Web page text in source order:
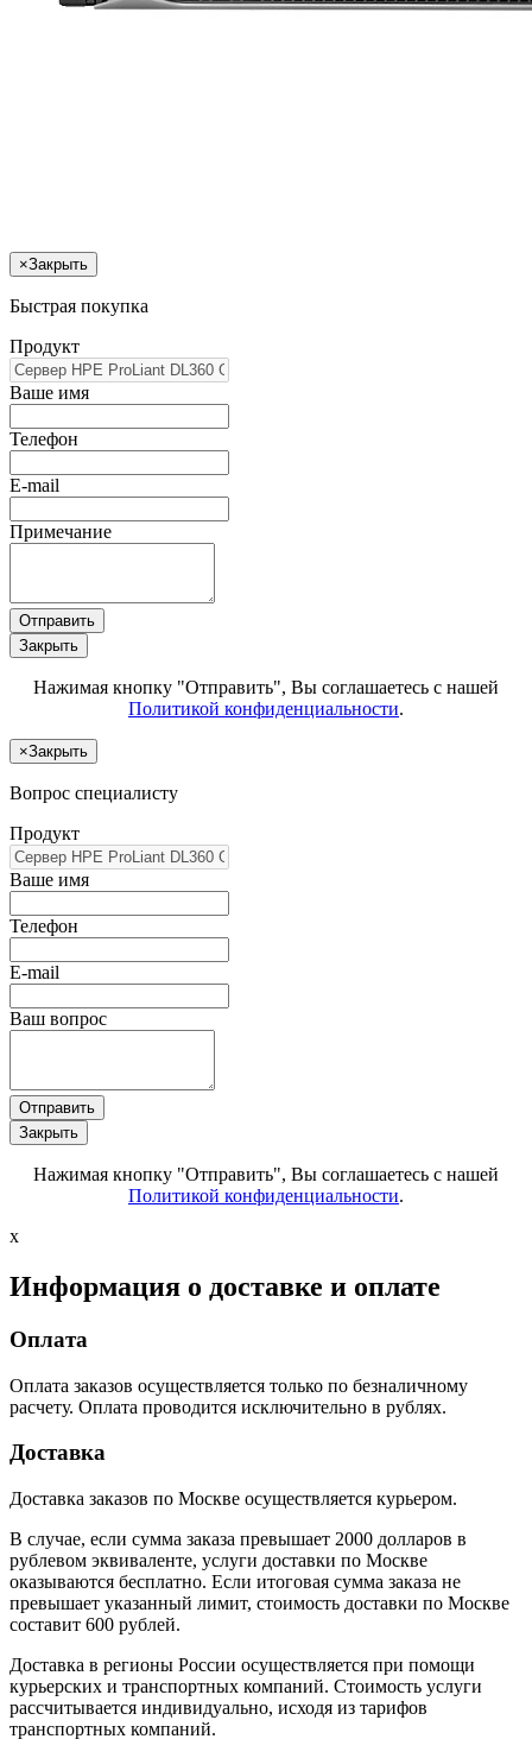
×Закрыть
Быстрая покупка
Продукт
Ваше имя
Телефон
E-mail
Примечание
Отправить
Закрыть
Нажимая кнопку "Отправить", Вы соглашаетесь с нашей
Политикой конфиденциальности.
×Закрыть
Вопрос специалисту
Продукт
Ваше имя
Телефон
E-mail
Ваш вопрос
Отправить
Закрыть
Нажимая кнопку "Отправить", Вы соглашаетесь с нашей
Политикой конфиденциальности.
x
Информация о доставке и оплате
Оплата
Оплата заказов осуществляется только по безналичному
расчету. Оплата проводится исключительно в рублях.
Доставка
Доставка заказов по Москве осуществляется курьером.
В случае, если сумма заказа превышает 2000 долларов в
рублевом эквиваленте, услуги доставки по Москве
оказываются бесплатно. Если итоговая сумма заказа не
превышает указанный лимит, стоимость доставки по Москве
составит 600 рублей.
Доставка в регионы России осуществляется при помощи
курьерских и транспортных компаний. Стоимость услуги
рассчитывается индивидуально, исходя из тарифов
транспортных компаний.